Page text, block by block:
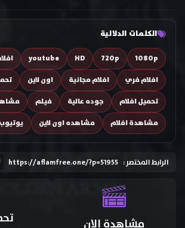
الكلمات الدلالية
1080p
720p
HD
youtube
افلام فري
افلام مجانية اون لاين
تحميل افلام
جوده عالية فيلم
مشاهدة افلام
مشاهده اون لاين يوتيوب
الرابط المختصر : https://aflamfree.one/?p=51955
مشاهدة الان